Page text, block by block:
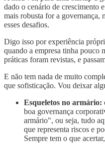
dado o cenário de crescimento
mais robusta for a governança,
esses desafios.
Digo isso por experiência
quando a empresa tinha pouco
práticas foram revistas, e
E não tem nada de muito
que sofisticação. Vou deixar
Esqueletos no armário:
boa governança
armário", ou seja, tudo
que representa riscos e
Sempre tem o que